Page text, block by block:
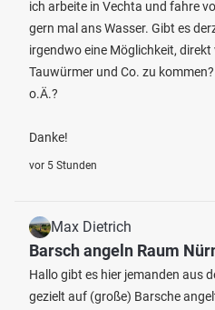
ich arbeite in Vechta und fahre
gern mal ans Wasser. Gibt es
irgendwo eine Möglichkeit, direkt
Tauwürmer und Co. zu
o.Ä.?
Danke!
vor 5 Stunden
Max Dietrich
Barsch angeln Raum
Hallo gibt es hier jemanden aus
gezielt auf (große) Barsche